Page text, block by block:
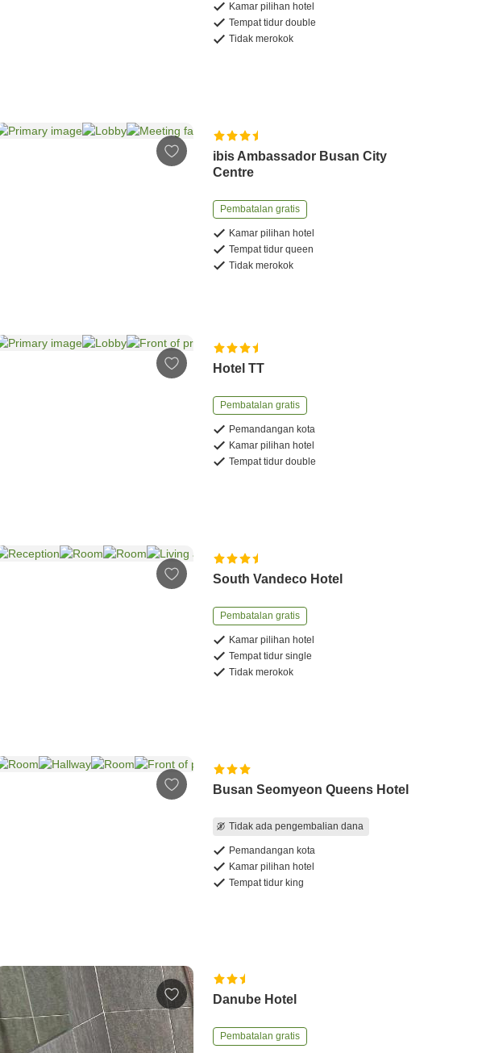
Kamar pilihan hotel
Tempat tidur double
Tidak merokok
ibis Ambassador Busan City
Centre
Pembatalan gratis
Kamar pilihan hotel
Tempat tidur queen
Tidak merokok
Hotel TT
Pembatalan gratis
Pemandangan kota
Kamar pilihan hotel
Tempat tidur double
South Vandeco Hotel
Pembatalan gratis
Kamar pilihan hotel
Tempat tidur single
Tidak merokok
Busan Seomyeon Queens Hotel
Tidak ada pengembalian dana
Pemandangan kota
Kamar pilihan hotel
Tempat tidur king
Danube Hotel
Pembatalan gratis